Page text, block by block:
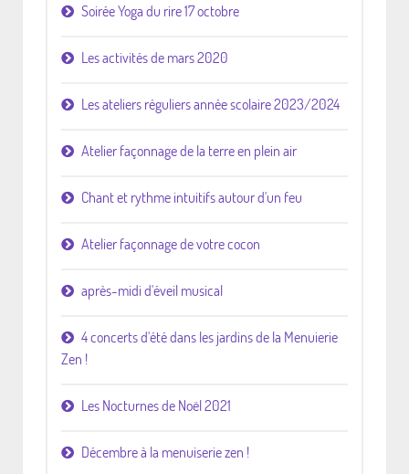
Soirée Yoga du rire 17 octobre
Les activités de mars 2020
Les ateliers réguliers année scolaire 2023/2024
Atelier façonnage de la terre en plein air
Chant et rythme intuitifs autour d'un feu
Atelier façonnage de votre cocon
après-midi d'éveil musical
4 concerts d'été dans les jardins de la Menuierie
Zen !
Les Nocturnes de Noël 2021
Décembre à la menuiserie zen !